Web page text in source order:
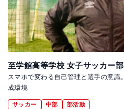
至学館高等学校 女子サッカー部
スマホで変わる自己管理と選手の意識
成環境
サッカー 中部
部活動